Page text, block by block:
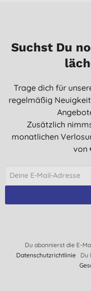
Suchst Du
Trage dich für
regelmäßig
Zusätzlich
monatlichen
von
Du abonnierst die E-
DatenschutzrichtlinieDu